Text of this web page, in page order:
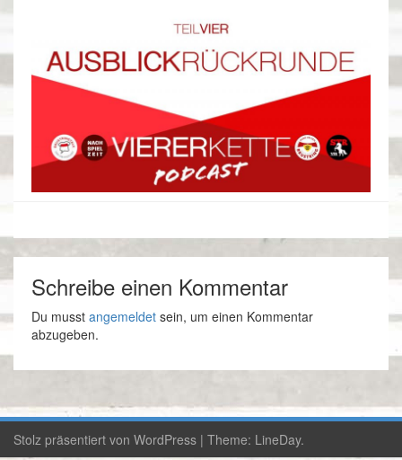
Schreibe einen Kommentar
Du musst angemeldet sein, um einen Kommentar
abzugeben.
Stolz präsentiert von WordPress | Theme: LineDay.